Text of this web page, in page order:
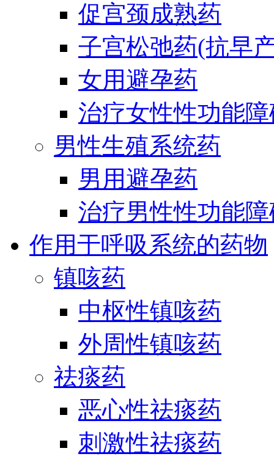
促宫颈成熟药
子宫松弛药(抗早
女用避孕药
治疗女性性功能
男性生殖系统药
男用避孕药
治疗男性性功能
作用于呼吸系统的药物
镇咳药
中枢性镇咳药
外周性镇咳药
祛痰药
恶心性祛痰药
刺激性祛痰药